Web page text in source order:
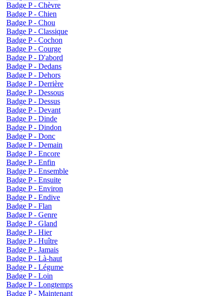
Badge P - Chèvre
Badge P - Chien
Badge P - Chou
Badge P - Classique
Badge P - Cochon
Badge P - Courge
Badge P - D'abord
Badge P - Dedans
Badge P - Dehors
Badge P - Derrière
Badge P - Dessous
Badge P - Dessus
Badge P - Devant
Badge P - Dinde
Badge P - Dindon
Badge P - Donc
Badge P - Demain
Badge P - Encore
Badge P - Enfin
Badge P - Ensemble
Badge P - Ensuite
Badge P - Environ
Badge P - Endive
Badge P - Flan
Badge P - Genre
Badge P - Gland
Badge P - Hier
Badge P - Huître
Badge P - Jamais
Badge P - Là-haut
Badge P - Légume
Badge P - Loin
Badge P - Longtemps
Badge P - Maintenant